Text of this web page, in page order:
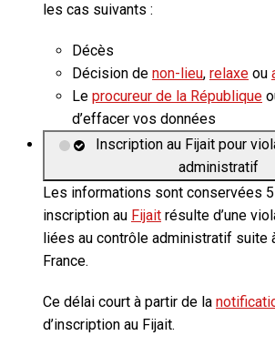
les cas suivants :
Décès
Décision de non-lieu, relaxe ou
Le procureur de la République
d’effacer vos données
Inscription au Fijait pour
administratif
Les informations sont conservées
inscription au Fijait résulte d’une
liées au contrôle administratif suite
France.
Ce délai court à partir de la
d’inscription au Fijait.